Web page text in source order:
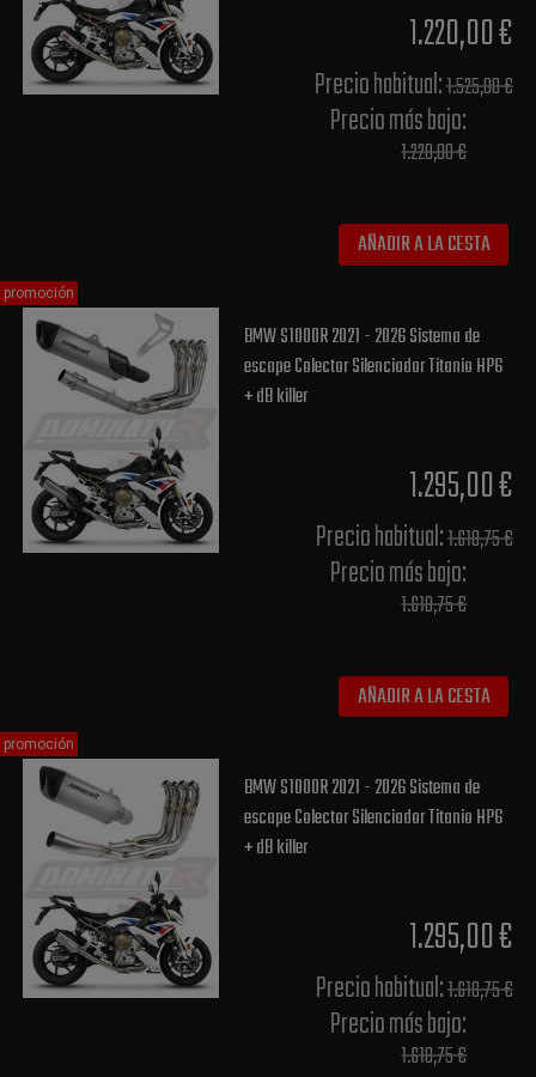
1.220,00 €
Precio habitual​:1.525,00 €
Precio más bajo​:
1.220,00 €
AÑADIR A LA CESTA
BMW S1000R 2021 - 2026 Sistema de
escape Colector Silenciador Titanio HP6
+ dB killer
1.295,00 €
Precio habitual​:1.618,75 €
Precio más bajo​:
1.618,75 €
AÑADIR A LA CESTA
promoción
BMW S1000R 2021 - 2026 Sistema de
escape Colector Silenciador Titanio HP6
+ dB killer
1.295,00 €
Precio habitual​:1.618,75 €
Precio más bajo​:
1.618,75 €
promoción